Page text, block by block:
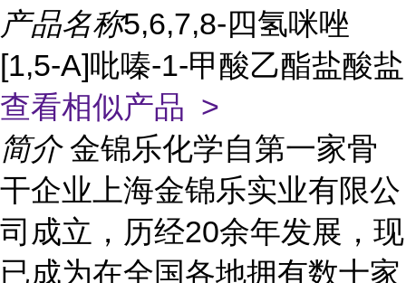
产品名称5,6,7,8-四氢咪唑
[1,5-A]吡嗪-1-甲酸乙酯盐酸盐
查看相似产品 >
简介 金锦乐化学自第一家骨
干企业上海金锦乐实业有限公
司成立，历经20余年发展，现
已成为在全国各地拥有数十家